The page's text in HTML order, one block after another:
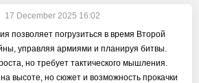
17 December 2025 16:02
позволяет погрузиться в время Второй
управляя армиями и планируя битвы.
но требует тактического мышления.
высоте, но сюжет и возможность прокачки